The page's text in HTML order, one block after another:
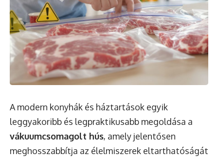
A modern konyhák és háztartások egyik
leggyakoribb és legpraktikusabb megoldása a
vákuumcsomagolt hús, amely jelentősen
meghosszabbítja az élelmiszerek eltarthatóságát